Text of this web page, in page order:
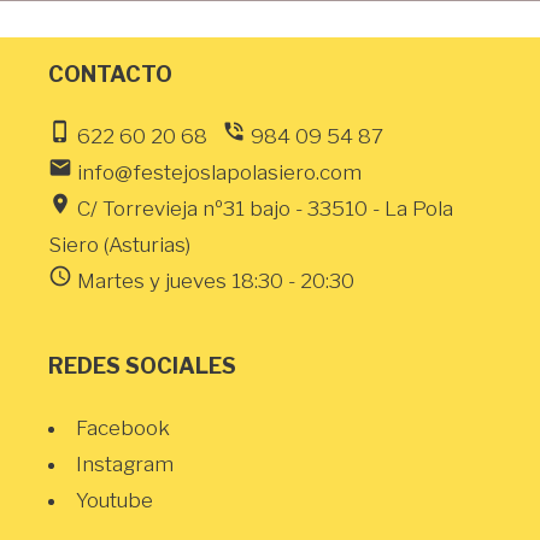
CONTACTO
phone_iphone 622 60 20 68 phone_in_talk 984 09 54 87
email info@festejoslapolasiero.com
location_on C/ Torrevieja nº31 bajo - 33510 - La Pola
Siero (Asturias)
schedule Martes y jueves 18:30 - 20:30
REDES SOCIALES
Facebook
Instagram
Youtube